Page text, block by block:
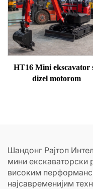
HT16 Mini ekscavator
dizel motorom
Шандонг Рајтоп
мини екскаваторски
високим
најсавременијим